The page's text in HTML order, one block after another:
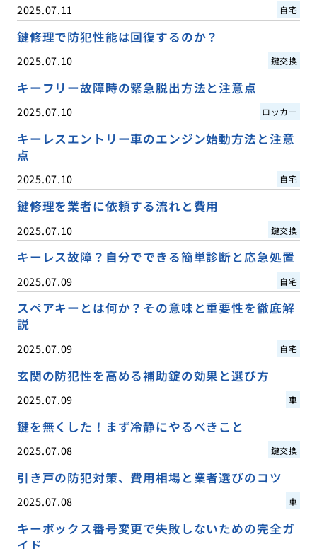
2025.07.11 自宅
鍵修理で防犯性能は回復するのか？
2025.07.10 鍵交換
キーフリー故障時の緊急脱出方法と注意点
2025.07.10 ロッカー
キーレスエントリー車のエンジン始動方法と注意
点
2025.07.10 自宅
鍵修理を業者に依頼する流れと費用
2025.07.10 鍵交換
キーレス故障？自分でできる簡単診断と応急処置
2025.07.09 自宅
スペアキーとは何か？その意味と重要性を徹底解
説
2025.07.09 自宅
玄関の防犯性を高める補助錠の効果と選び方
2025.07.09 車
鍵を無くした！まず冷静にやるべきこと
2025.07.08 鍵交換
引き戸の防犯対策、費用相場と業者選びのコツ
2025.07.08 車
キーボックス番号変更で失敗しないための完全ガ
イド